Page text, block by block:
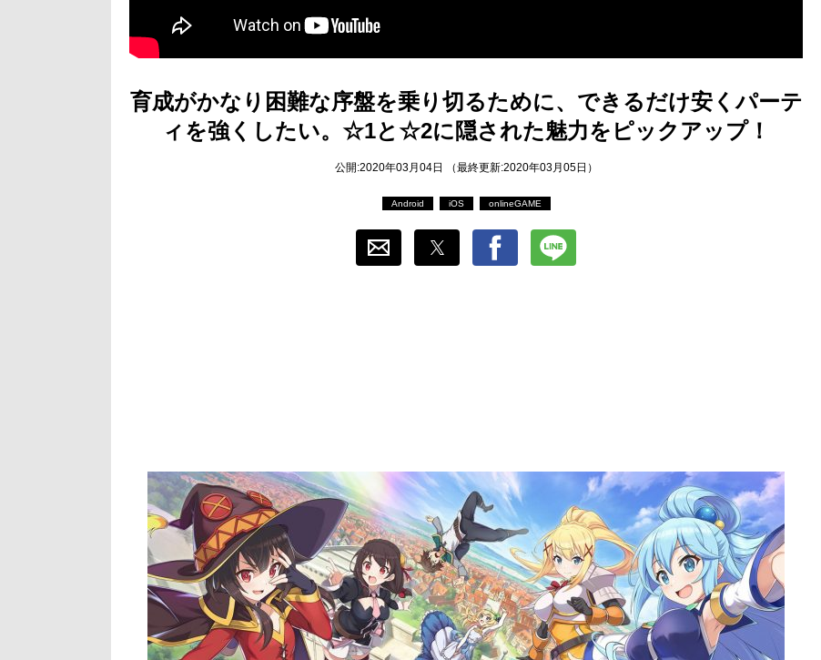
育成がかなり困難な序盤を乗り切るために、できるだけ安くパーテ
ィを強くしたい。☆1と☆2に隠された魅力をピックアップ！
公開:2020年03月04日 （最終更新:2020年03月05日）
Android iOS onlineGAME